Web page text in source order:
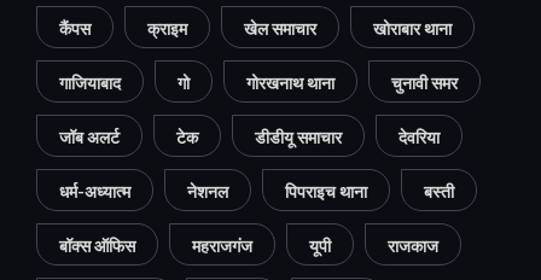
कैंपस क्राइम खेल समाचार खोराबार थाना
गाजियाबाद गो गोरखनाथ थाना चुनावी समर
जॉब अलर्ट टेक डीडीयू समाचार देवरिया
धर्म-अध्यात्म नेशनल पिपराइच थाना बस्ती
बॉक्स ऑफिस महराजगंज यूपी राजकाज